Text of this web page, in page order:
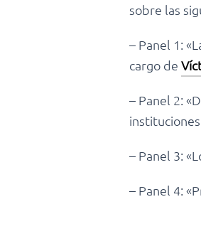
sobre las
– Panel 1:
cargo de
– Panel 2:
– Panel 3:
– Panel 4: